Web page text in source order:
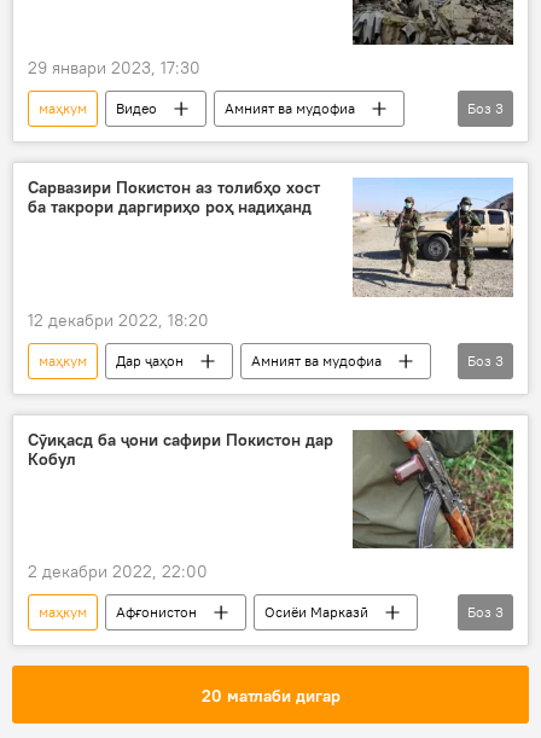
29 январи 2023, 17:30
маҳкум Видео
Амният ва мудофиа
зарба
Украина ҳамлаи хунин
Боз 3
Сарвазири Покистон аз толибҳо хост
ба такрори даргириҳо роҳ надиҳанд
12 декабри 2022, 18:20
маҳкум Дар ҷаҳон
Амният ва мудофиа
Сиёсат
Покистон сарвазир
Боз 3
Сӯиқасд ба ҷони сафири Покистон дар
Кобул
2 декабри 2022, 22:00
маҳкум Афғонистон
Осиёи Марказӣ
Покистон
сӯиқасд сафир
Боз 3
20 матлаби дигар